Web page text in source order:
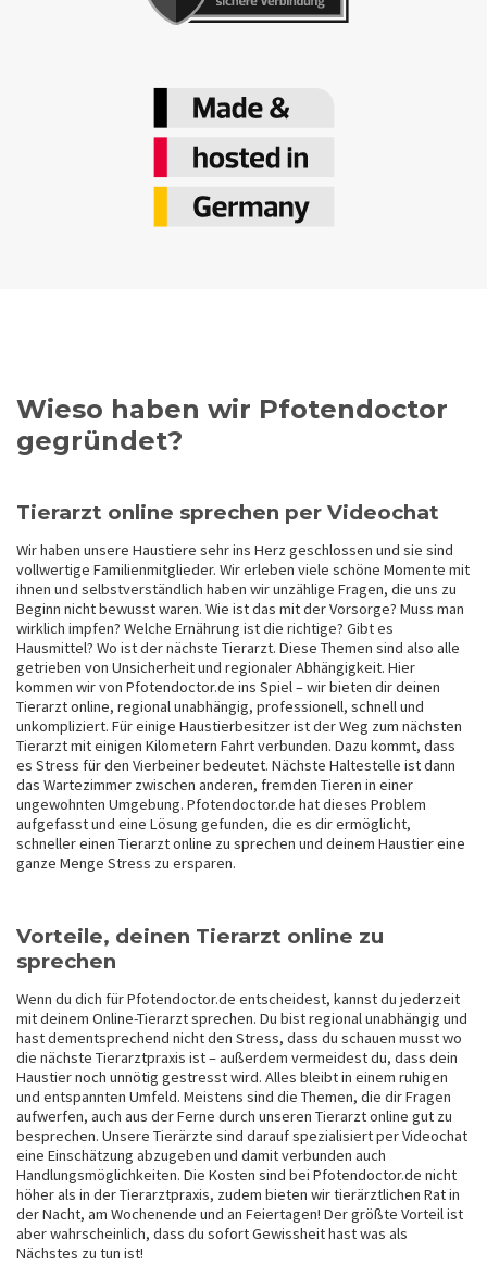
Wieso haben wir Pfotendoctor
gegründet?
Tierarzt online sprechen per Videochat
Wir haben unsere Haustiere sehr ins Herz geschlossen und sie sind
vollwertige Familienmitglieder. Wir erleben viele schöne Momente mit
ihnen und selbstverständlich haben wir unzählige Fragen, die uns zu
Beginn nicht bewusst waren. Wie ist das mit der Vorsorge? Muss man
wirklich impfen? Welche Ernährung ist die richtige? Gibt es
Hausmittel? Wo ist der nächste Tierarzt. Diese Themen sind also alle
getrieben von Unsicherheit und regionaler Abhängigkeit. Hier
kommen wir von Pfotendoctor.de ins Spiel – wir bieten dir deinen
Tierarzt online, regional unabhängig, professionell, schnell und
unkompliziert. Für einige Haustierbesitzer ist der Weg zum nächsten
Tierarzt mit einigen Kilometern Fahrt verbunden. Dazu kommt, dass
es Stress für den Vierbeiner bedeutet. Nächste Haltestelle ist dann
das Wartezimmer zwischen anderen, fremden Tieren in einer
ungewohnten Umgebung. Pfotendoctor.de hat dieses Problem
aufgefasst und eine Lösung gefunden, die es dir ermöglicht,
schneller einen Tierarzt online zu sprechen und deinem Haustier eine
ganze Menge Stress zu ersparen.
Vorteile, deinen Tierarzt online zu
sprechen
Wenn du dich für Pfotendoctor.de entscheidest, kannst du jederzeit
mit deinem Online-Tierarzt sprechen. Du bist regional unabhängig und
hast dementsprechend nicht den Stress, dass du schauen musst wo
die nächste Tierarztpraxis ist – außerdem vermeidest du, dass dein
Haustier noch unnötig gestresst wird. Alles bleibt in einem ruhigen
und entspannten Umfeld. Meistens sind die Themen, die dir Fragen
aufwerfen, auch aus der Ferne durch unseren Tierarzt online gut zu
besprechen. Unsere Tierärzte sind darauf spezialisiert per Videochat
eine Einschätzung abzugeben und damit verbunden auch
Handlungsmöglichkeiten. Die Kosten sind bei Pfotendoctor.de nicht
höher als in der Tierarztpraxis, zudem bieten wir tierärztlichen Rat in
der Nacht, am Wochenende und an Feiertagen! Der größte Vorteil ist
aber wahrscheinlich, dass du sofort Gewissheit hast was als
Nächstes zu tun ist!